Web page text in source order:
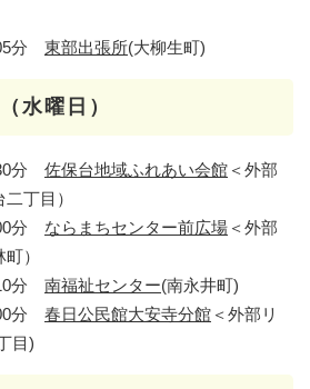
分 東部出張所(大柳生町)
水曜日）
分 佐保台地域ふれあい会館 ＜外部
二丁目）
分 ならまちセンター前広場 ＜外部
町）
分 南福祉センター(南永井町)
分 春日公民館大安寺分館 ＜外部リ
目)